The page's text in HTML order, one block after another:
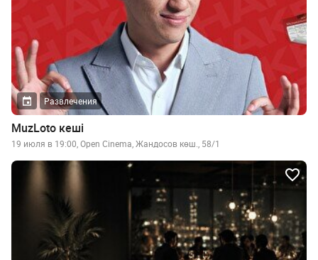
Развлечения
MuzLoto кеші
19 июля в 19:00, Open Cinema, Жандосов көш., 58/1